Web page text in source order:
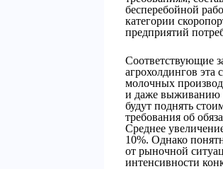
бесперебойной
категории
предприятий
Соответствующие
агрохолдингов эта
молочных
и даже выживанию
будут поднять
требования об
Среднее
10%. Однако
от рыночной
интенсивности